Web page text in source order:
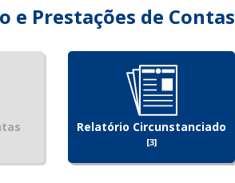
e Prestações de Contas
Relatório Circunstanciado
[3]